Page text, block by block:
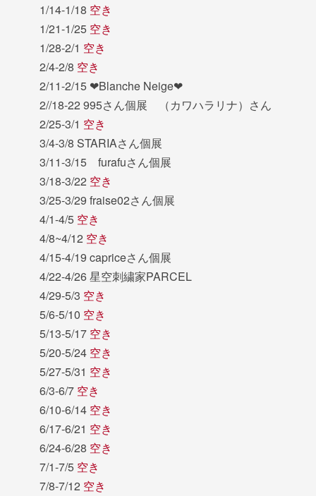
1/14-1/18 空き
1/21-1/25 空き
1/28-2/1 空き
2/4-2/8 空き
2/11-2/15 ❤︎Blanche Neige❤︎
2//18-22 995さん個展 （カワハラリナ）さん
2/25-3/1 空き
3/4-3/8 STARIAさん個展
3/11-3/15 furafuさん個展
3/18-3/22 空き
3/25-3/29 fraise02さん個展
4/1-4/5 空き
4/8~4/12 空き
4/15-4/19 capriceさん個展
4/22-4/26 星空刺繍家PARCEL
4/29-5/3 空き
5/6-5/10 空き
5/13-5/17 空き
5/20-5/24 空き
5/27-5/31 空き
6/3-6/7 空き
6/10-6/14 空き
6/17-6/21 空き
6/24-6/28 空き
7/1-7/5 空き
7/8-7/12 空き